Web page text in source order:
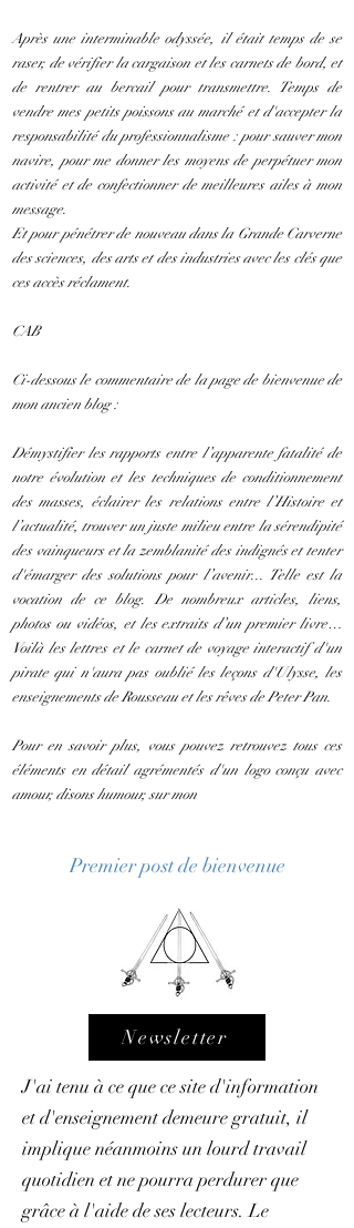
Après une interminable odyssée, il était temps de se
raser, de vérifier la cargaison et les carnets de bord, et
de rentrer au bercail pour transmettre. Temps de
vendre mes petits poissons au marché et d'accepter la
responsabilité du professionnalisme : pour sauver mon
navire, pour me donner les moyens de perpétuer mon
activité et de confectionner de meilleures ailes à mon
message.
Et pour pénétrer de nouveau dans la Grande Carverne
des sciences, des arts et des industries avec les clés que
ces accès réclament.
CAB
Ci-dessous le commentaire de la page de bienvenue de
mon ancien blog :
Démystifier les rapports entre l’apparente fatalité de
notre évolution et les techniques de conditionnement
des masses, éclairer les relations entre l’Histoire et
l’actualité, trouver un juste milieu entre la sérendipité
des vainqueurs et la zemblanité des indignés et tenter
d'émarger des solutions pour l’avenir... Telle est la
vocation de ce blog. De nombreux articles, liens,
photos ou vidéos, et les extraits d’un premier livre…
Voilà les lettres et le carnet de voyage interactif d'un
pirate qui n'aura pas oublié les leçons d'Ulysse, les
enseignements de Rousseau et les rêves de Peter Pan.
Pour en savoir plus, vous pouvez retrouvez tous ces
éléments en détail agrémentés d'un logo conçu avec
amour, disons humour, sur mon
Premier post de bienvenue
Newsletter
J'ai tenu à ce que ce site d'information
et d'enseignement demeure gratuit, il
implique néanmoins un lourd travail
quotidien et ne pourra perdurer que
grâce à l'aide de ses lecteurs. Le